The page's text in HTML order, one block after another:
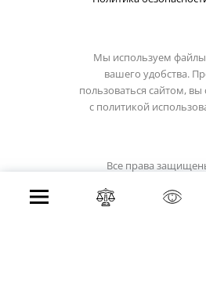
Мы используем файлы
вашего удобства.
пользоваться сайтом, вы
с политикой
Все права